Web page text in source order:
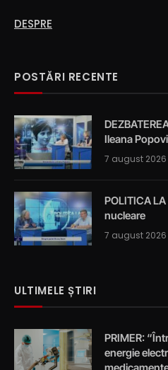
DESPRE
POSTĂRI RECENTE
Ileana
7 august 2026
POLITICA
nucleare
7 august 2026
ULTIMELE ȘTIRI
PRIMER:
energie